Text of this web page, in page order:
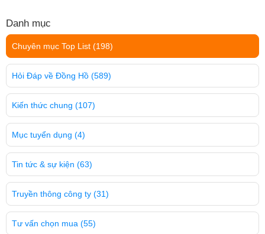
Danh mục
Chuyên mục Top List (198)
Hỏi Đáp về Đồng Hồ (589)
Kiến thức chung (107)
Mục tuyển dụng (4)
Tin tức & sự kiện (63)
Truyền thông công ty (31)
Tư vấn chọn mua (55)